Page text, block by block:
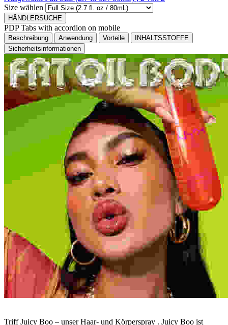
Size wählen
HÄNDLERSUCHE
PDP Tabs with accordion on mobile
Beschreibung Anwendung Vorteile
INHALTSSTOFFE
Sicherheitsinformationen
Triff Juicy Boo – unser Haar- und Körperspray . Juicy Boo ist